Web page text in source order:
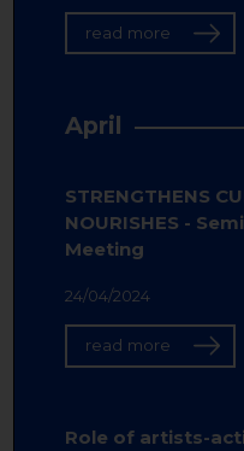
read more
April
STRENGTHENS
NOURISHES -
Meeting
24/04/2024
read more
Role of artists-